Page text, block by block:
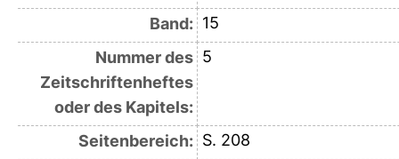
Band: 15
Nummer des
Zeitschriftenheftes
oder des Kapitels:
5
Seitenbereich: S. 208